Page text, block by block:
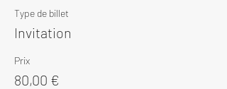
Type de billet
Invitation
Prix
80,00 €